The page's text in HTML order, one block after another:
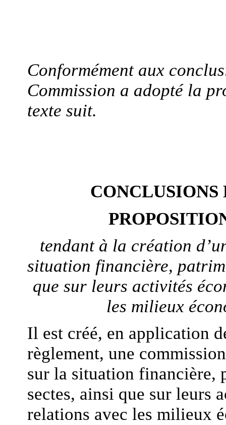
Conformément aux
Commission a adopté la
texte suit.
tendant à la création
situation financière,
que sur leurs activités
les milieux
Il est créé, en application
règlement, une
sur la situation financière,
sectes, ainsi que sur leurs
relations avec les milieux